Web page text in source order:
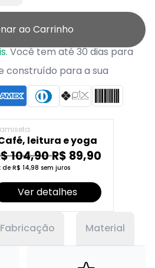
ao Carrinho
Você tem até 30 dias para
construído para a sua
leitura e yoga
104,90 R$ 89,90
de R$ 14,98 sem juros
Ver detalhes
Fabricação Material